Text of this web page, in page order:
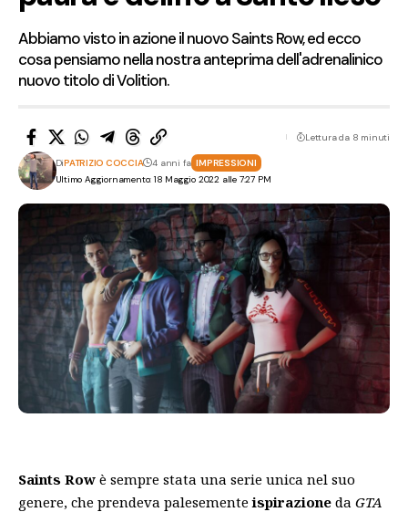
Abbiamo visto in azione il nuovo Saints Row, ed ecco
cosa pensiamo nella nostra anteprima dell'adrenalinico
nuovo titolo di Volition.
Ultimo Aggiornamento: 18 Maggio 2022 alle 7:27 PM
DiPATRIZIO COCCIA 4 anni fa IMPRESSIONI
Lettura da 8 minuti
Saints Row è sempre stata una serie unica nel suo
genere, che prendeva palesementeispirazione da GTA